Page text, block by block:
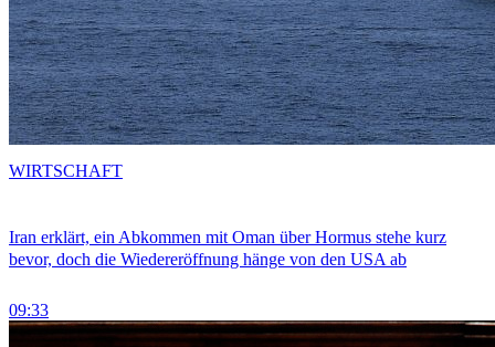
Iran erklärt, ein Abkommen mit Oman über Hormus stehe kurz
bevor, doch die Wiedereröffnung hänge von den USA ab
09:33
WIRTSCHAFT